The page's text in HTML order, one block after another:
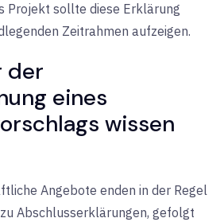
Projekt sollte diese Erklärung
Zeitrahmen aufzeigen.
der
eines
wissen
Angebote enden in der Regel
Abschlusserklärungen, gefolgt